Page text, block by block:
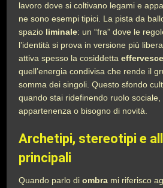
lavoro dove si coltivano legami e
ne sono esempi tipici. La pista da
spazio liminale: un “fra” dove le
l’identità si prova in versione più
attiva spesso la cosiddetta
quell’energia condivisa che rende il
somma dei singoli. Questo sfondo
quando stai ridefinendo ruolo
appartenenza o bisogno di novità.
Archetipi, stereotipi e
principali
Quando parlo diombra mi riferisco